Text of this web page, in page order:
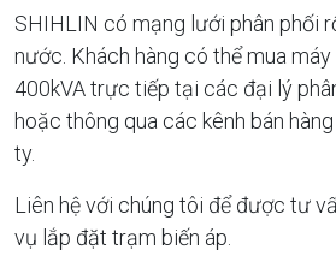
SHIHLIN có mạng lưới phân phối
nước. Khách hàng có thể mua
400kVA trực tiếp tại các đại lý
hoặc thông qua các kênh bán
ty.
Liên hệ với chúng tôi để được tư
vụ lắp đặt trạm biến áp.